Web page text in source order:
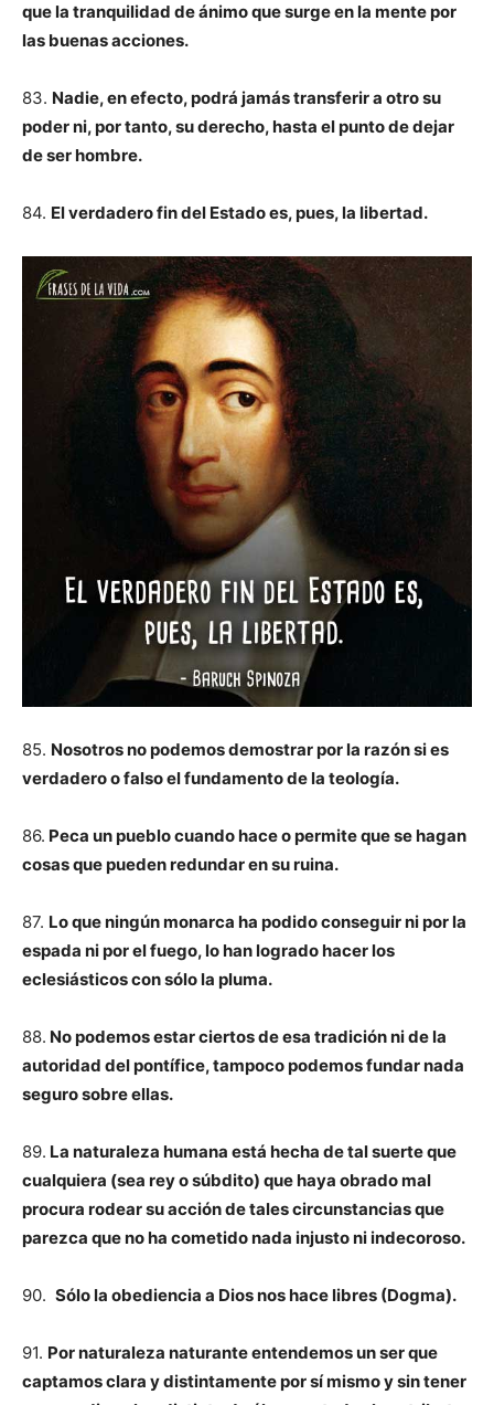
que la tranquilidad de ánimo que surge en la mente por
las buenas acciones.
83. Nadie, en efecto, podrá jamás transferir a otro su
poder ni, por tanto, su derecho, hasta el punto de dejar
de ser hombre.
84. El verdadero fin del Estado es, pues, la libertad.
85. Nosotros no podemos demostrar por la razón si es
verdadero o falso el fundamento de la teología.
86. Peca un pueblo cuando hace o permite que se hagan
cosas que pueden redundar en su ruina.
87. Lo que ningún monarca ha podido conseguir ni por la
espada ni por el fuego, lo han logrado hacer los
eclesiásticos con sólo la pluma.
88. No podemos estar ciertos de esa tradición ni de la
autoridad del pontífice, tampoco podemos fundar nada
seguro sobre ellas.
89. La naturaleza humana está hecha de tal suerte que
cualquiera (sea rey o súbdito) que haya obrado mal
procura rodear su acción de tales circunstancias que
parezca que no ha cometido nada injusto ni indecoroso.
90. Sólo la obediencia a Dios nos hace libres (Dogma).
91. Por naturaleza naturante entendemos un ser que
captamos clara y distintamente por sí mismo y sin tener